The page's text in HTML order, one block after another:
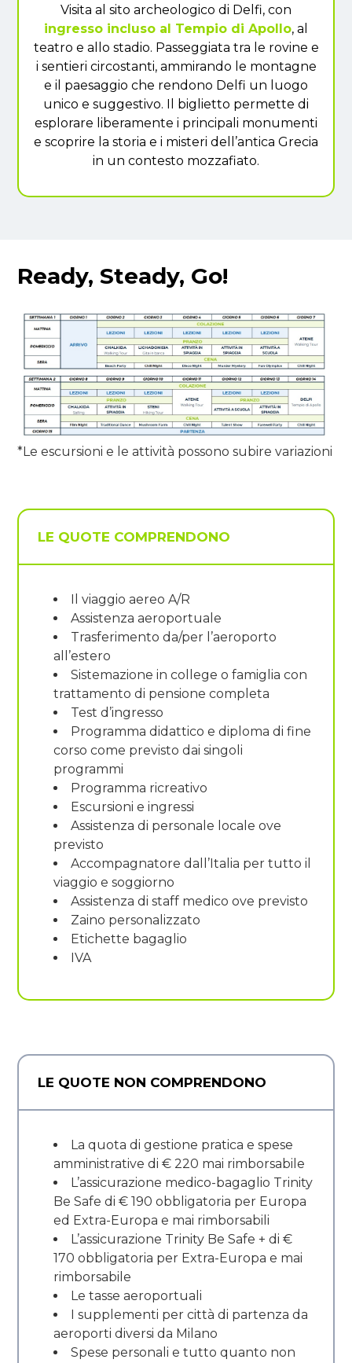
Visita al sito archeologico di Delfi, con
ingresso incluso al Tempio di Apollo, al
teatro e allo stadio. Passeggiata tra le rovine e
i sentieri circostanti, ammirando le montagne
e il paesaggio che rendono Delfi un luogo
unico e suggestivo. Il biglietto permette di
esplorare liberamente i principali monumenti
e scoprire la storia e i misteri dell’antica Grecia
in un contesto mozzafiato.
Ready, Steady, Go!
*Le escursioni e le attività possono subire variazioni
LE QUOTE COMPRENDONO
Il viaggio aereo A/R
Assistenza aeroportuale
Trasferimento da/per l’aeroporto
all’estero
Sistemazione in college o famiglia con
trattamento di pensione completa
Test d’ingresso
Programma didattico e diploma di fine
corso come previsto dai singoli
programmi
Programma ricreativo
Escursioni e ingressi
Assistenza di personale locale ove
previsto
Accompagnatore dall’Italia per tutto il
viaggio e soggiorno
Assistenza di staff medico ove previsto
Zaino personalizzato
Etichette bagaglio
IVA
LE QUOTE NON COMPRENDONO
La quota di gestione pratica e spese
amministrative di € 220 mai rimborsabile
L’assicurazione medico-bagaglio Trinity
Be Safe di € 190 obbligatoria per Europa
ed Extra-Europa e mai rimborsabili
L’assicurazione Trinity Be Safe + di €
170 obbligatoria per Extra-Europa e mai
rimborsabile
Le tasse aeroportuali
I supplementi per città di partenza da
aeroporti diversi da Milano
Spese personali e tutto quanto non